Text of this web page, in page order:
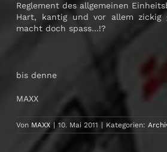
Reglement des allgemeinen
Hart, kantig und vor allem zickig
macht doch spass…!?
bis denne
MAXX
Von MAXX | 10. Mai 2011 | Kategorien: